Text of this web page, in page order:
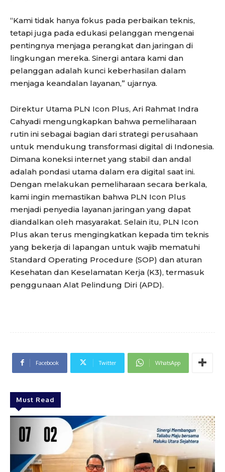
“Kami tidak hanya fokus pada perbaikan teknis,
tetapi juga pada edukasi pelanggan mengenai
pentingnya menjaga perangkat dan jaringan di
lingkungan mereka. Sinergi antara kami dan
pelanggan adalah kunci keberhasilan dalam
menjaga keandalan layanan,” ujarnya.
Direktur Utama PLN Icon Plus, Ari Rahmat Indra
Cahyadi mengungkapkan bahwa pemeliharaan
rutin ini sebagai bagian dari strategi perusahaan
untuk mendukung transformasi digital di Indonesia.
Dimana koneksi internet yang stabil dan andal
adalah pondasi utama dalam era digital saat ini.
Dengan melakukan pemeliharaan secara berkala,
kami ingin memastikan bahwa PLN Icon Plus
menjadi penyedia layanan jaringan yang dapat
diandalkan oleh masyarakat. Selain itu, PLN Icon
Plus akan terus mengingkatkan kepada tim teknis
yang bekerja di lapangan untuk wajib mematuhi
Standard Operating Procedure (SOP) dan aturan
Kesehatan dan Keselamatan Kerja (K3), termasuk
penggunaan Alat Pelindung Diri (APD).
Facebook Twitter WhatsApp
Must Read